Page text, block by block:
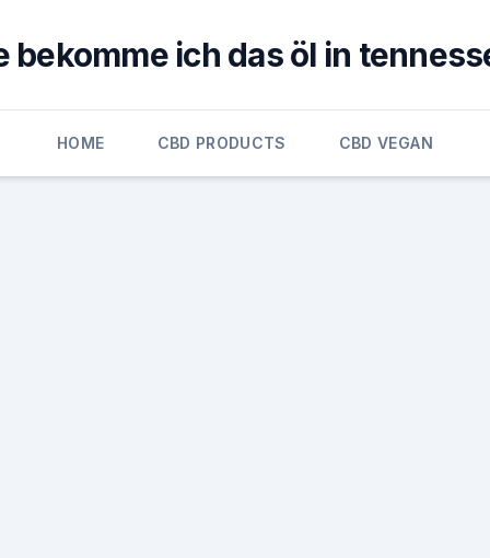
bekomme ich das öl in
HOME CBD PRODUCTS CBD VEGAN